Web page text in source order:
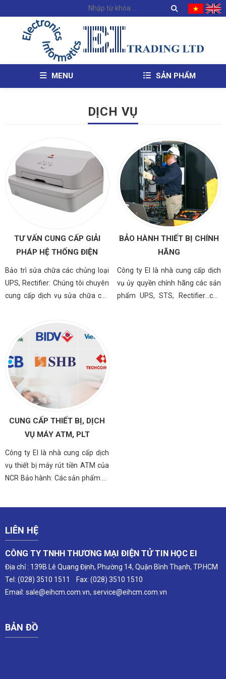
MENU SẢN PHẨM
DỊCH VỤ
TƯ VẤN CUNG CẤP GIẢI
PHÁP HỆ THỐNG ĐIỆN
Bảo trì sửa chữa các chủng loại
UPS, Rectifier: Chúng tôi chuyên
cung cấp dịch vụ sửa chữa các
ngũ kỹ sư được đào tạo để có thể
ngắn nhất.
BẢO HÀNH THIẾT BỊ CHÍNH
HÃNG
Công ty EI là nhà cung cấp dịch
vụ ủy quyền chính hãng các sản
phẩm UPS, STS, Rectifier…của
CUNG CẤP THIẾT BỊ, DỊCH
VỤ MÁY ATM, PLT
Công ty EI là nhà cung cấp dịch
vụ thiết bị máy rút tiền ATM của
NCR Bảo hành: Các sản phẩm sẽ
dày dạn kinh nghiệm, chúng tôi
chuyên cung cấp dịch vụ bảo trì
địn
LIÊN HỆ
CÔNG TY TNHH THƯƠNG MẠI ĐIỆN TỬ TIN HỌC EI
Địa chỉ : 139B Lê Quang Định, Phường 14, Quận Bình Thạnh, TP.HCM
Tel: (028) 3510 1511 Fax: (028) 3510 1510
Email: sale@eihcm.com.vn, service@eihcm.com .vn
BẢN ĐỒ